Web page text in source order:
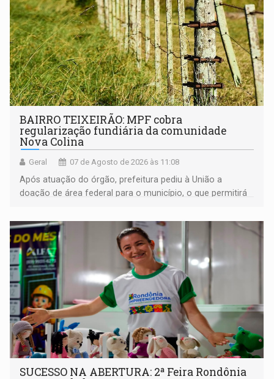
BAIRRO TEIXEIRÃO: MPF cobra
regularização fundiária da comunidade
Nova Colina
Geral 07 de Agosto de 2026 às 11:08
Após atuação do órgão, prefeitura pediu à União a
doação de área federal para o município, o que permitirá
SUCESSO NA ABERTURA: 2ª Feira Rondônia